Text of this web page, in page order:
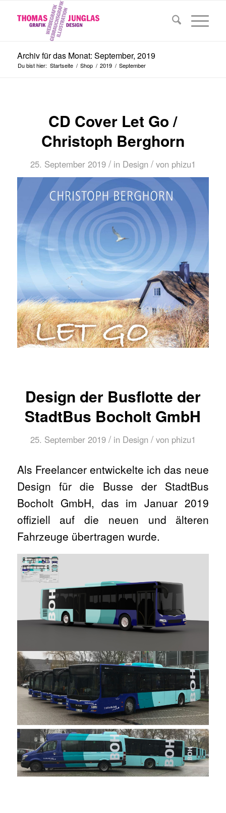
Archiv für das Monat: September, 2019
Du bist hier: Startseite / Shop / 2019 / September
CD Cover Let Go /
Christoph Berghorn
25. September 2019 / in Design / von phizu1
Design der Busflotte der
StadtBus Bocholt GmbH
25. September 2019 / in Design / von phizu1
Als Freelancer entwickelte ich das neue
Design für die Busse der StadtBus
Bocholt GmbH, das im Januar 2019
offiziell auf die neuen und älteren
Fahrzeuge übertragen wurde.